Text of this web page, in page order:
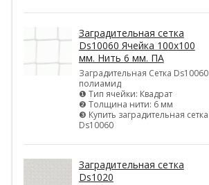
Заградительная сетка
Ds10060 Ячейка 100х100
мм. Нить 6 мм. ПА
Заградительная Сетка Ds10060
полиамид
❶ Тип ячейки: Квадрат
❷ Толщина нити: 6 мм
❸ Купить заградительная сетка
Ds10060
Заградительная сетка
Ds1020